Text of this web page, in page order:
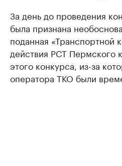
За день до проведения
была признана
поданная «Транспортной
действия РСТ Пермского
этого конкурса, из-за
оператора ТКО были